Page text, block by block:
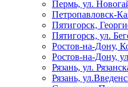
Пермь, ул.
Петропавловск-
Пятигорск,
Пятигорск, ул.
Ростов-на-Дону,
Ростов-на-Дону,
Рязань, ул.
Рязань,